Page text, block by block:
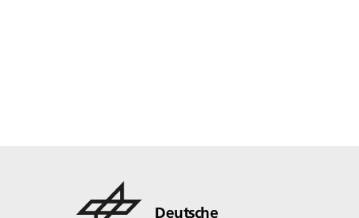
Deutsche